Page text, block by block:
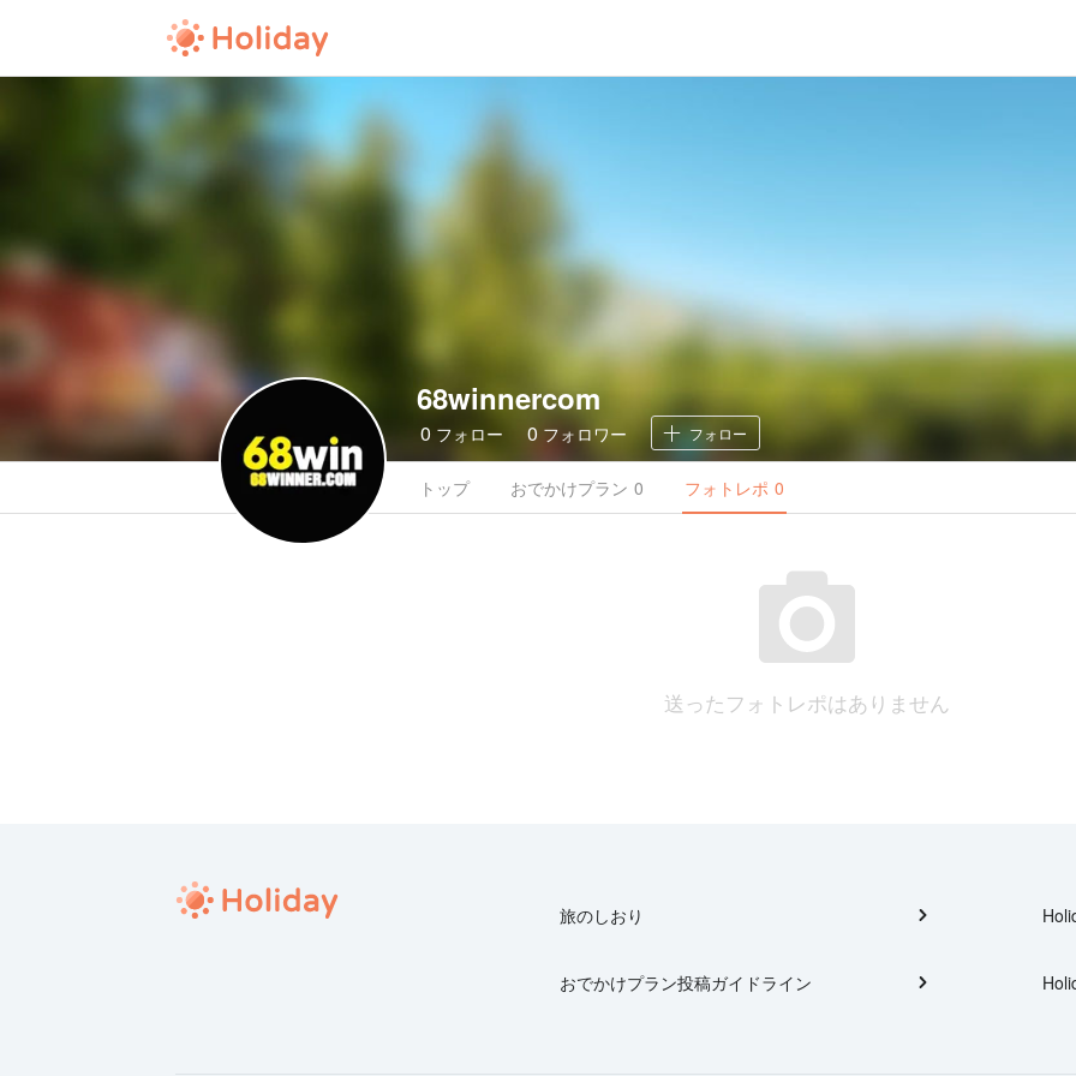
68winnercom
0 フォロー 0 フォロワー フォロー
トップ おでかけプラン 0 フォトレポ 0
送ったフォトレポはありません
旅のしおり
おでかけプラン投稿ガイドライン